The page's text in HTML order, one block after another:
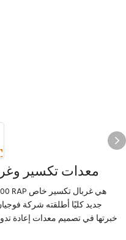
معدات تكسير
جديد كليًا أطلقته شركة
خبرتها في تصميم معدات إعادة